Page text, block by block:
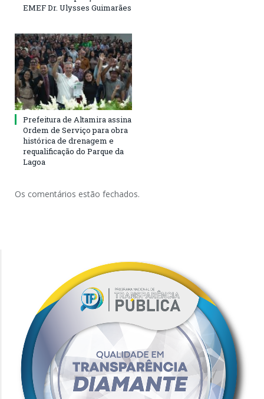
EMEF Dr. Ulysses Guimarães
Prefeitura de Altamira assina
Ordem de Serviço para obra
histórica de drenagem e
requalificação do Parque da
Lagoa
Os comentários estão fechados.